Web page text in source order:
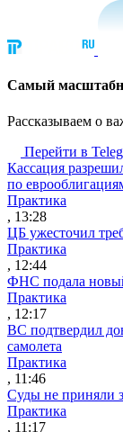
Cамый
Рассказываем о
Перейти в
Кассация
по
Практика
, 13:28
ЦБ ужесточил
Практика
, 12:44
ФНС подала
Практика
, 12:17
ВС подтвердил
самолета
Практика
, 11:46
Суды не приняли
Практика
, 11:17